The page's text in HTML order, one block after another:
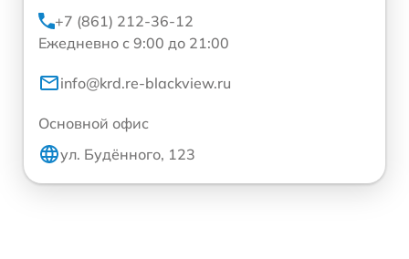
+7 (861) 212-36-12
Ежедневно с 9:00 до 21:00
info@krd.re-blackview.ru
Основной офис
ул. Будённого, 123